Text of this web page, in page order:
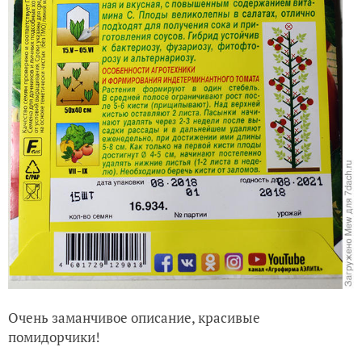
Очень заманчивое описание, красивые
помидорчики!